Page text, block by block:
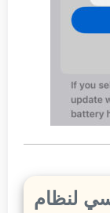
لنظام